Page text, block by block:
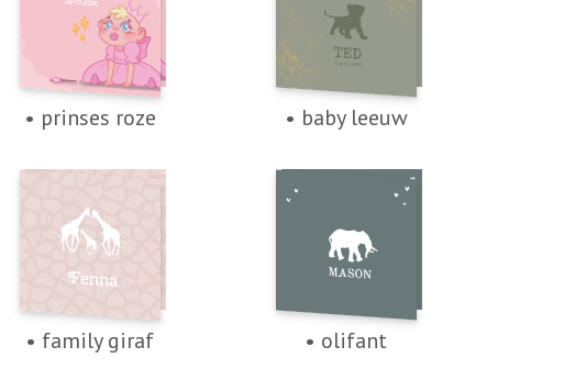
• prinses roze • baby leeuw
• family giraf • olifant